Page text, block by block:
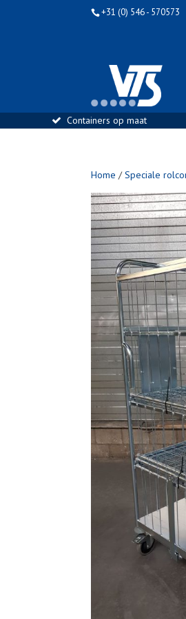
+31 (0) 546 - 570573
Containers op maat
Home /Speciale